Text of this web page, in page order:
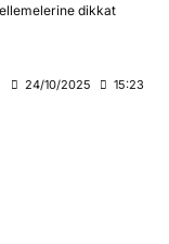
dikkat
24/10/2025 15:23